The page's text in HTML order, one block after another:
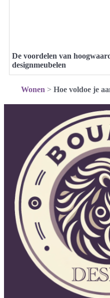
De voordelen van
designmeubelen
Wonen > Hoe voldoe je